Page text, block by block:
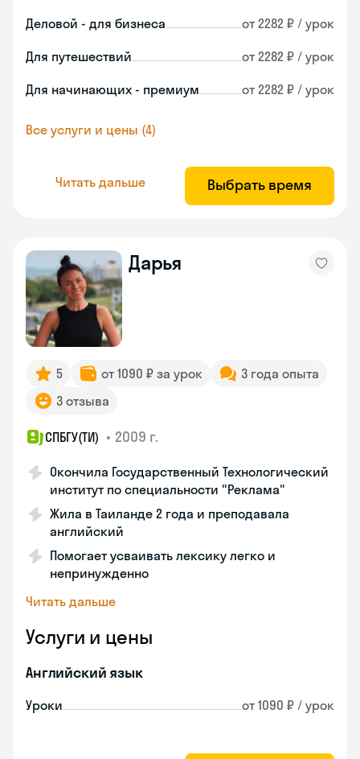
Деловой - для бизнеса от 2282 ₽ / урок
Для путешествий от 2282 ₽ / урок
Для начинающих - премиум от 2282 ₽ / урок
Все услуги и цены (4)
Читать дальше Выбрать время
Дарья
5 от 1090 ₽ за урок
3 года опыта
3 отзыва
СПБГУ(ТИ) • 2009 г.
Окончила Государственный Технологический
институт по специальности "Реклама"
Жила в Таиланде 2 года и преподавала
английский
Помогает усваивать лексику легко и
непринужденно
Читать дальше
Услуги и цены
Английский язык
Уроки от 1090 ₽ / урок